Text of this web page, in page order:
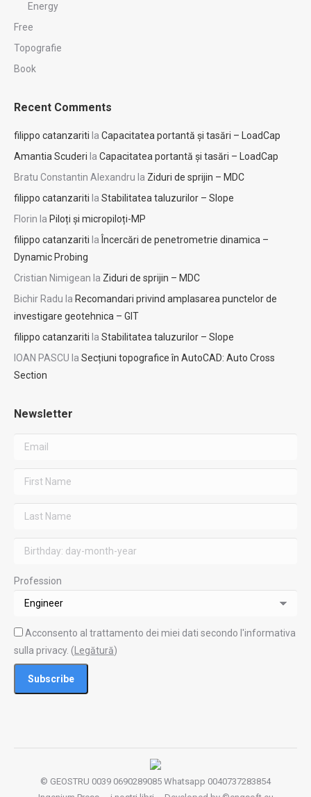
Energy
Free
Topografie
Book
Recent Comments
filippo catanzariti la Capacitatea portantă și tasări – LoadCap
Amantia Scuderi la Capacitatea portantă și tasări – LoadCap
Bratu Constantin Alexandru la Ziduri de sprijin – MDC
filippo catanzariti la Stabilitatea taluzurilor – Slope
Florin la Piloți și micropiloți-MP
filippo catanzariti la Încercări de penetrometrie dinamica –
Dynamic Probing
Cristian Nimigean la Ziduri de sprijin – MDC
Bichir Radu la Recomandari privind amplasarea punctelor de
investigare geotehnica – GIT
filippo catanzariti la Stabilitatea taluzurilor – Slope
IOAN PASCU la Secțiuni topografice în AutoCAD: Auto Cross
Section
Newsletter
Profession
Acconsento al trattamento dei miei dati secondo l'informativa
sulla privacy. (Legătură)
© GEOSTRU 0039 0690289085 Whatsapp 0040737283854